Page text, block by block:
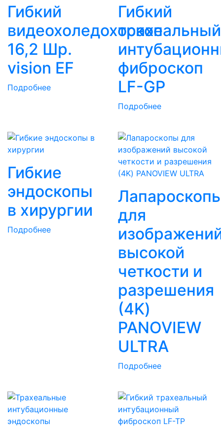
Гибкий
видеохоледохоскоп
16,2 Шр.
vision EF
Подробнее
Гибкий
трахеальный
фиброскоп
LF-GP
Подробнее
Гибкие
эндоскопы
в хирургии
Подробнее
для
высокой
четкости и
разрешения
(4K)
PANOVIEW
ULTRA
Подробнее